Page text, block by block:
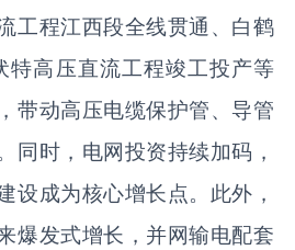
工程江西段全线贯通、白鹤
高压直流工程竣工投产等
带动高压电缆保护管、导管
同时，电网投资持续加码，
设成为核心增长点。此外，
爆发式增长，并网输电配套